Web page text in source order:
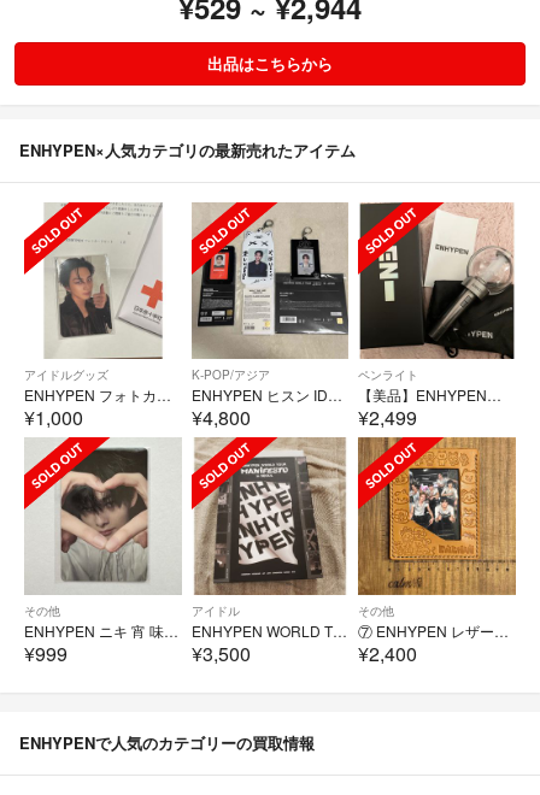
出品はこちらから
ENHYPEN×人気カテゴリの最新売れたアイテム
アイドルグッズ
ENHYPEN フォトカードセット 献血
¥1,000
K-POP/アジア
ENHYPEN ヒスン IDカード トレカケース まとめ売り EVAN 匿名配送
¥4,800
ペンライト
【美品】ENHYPENペンライト LIGHTSTICK
¥2,499
その他
ENHYPEN ニキ 宵 味の素スタジアム 限定 トレカ
¥999
アイドル
ENHYPEN WORLD TOUR ‘MANIFESTO’ in SEOUL
¥3,500
その他
⑦ ENHYPEN レザートレカケース
¥2,400
ENHYPENで人気のカテゴリーの買取情報